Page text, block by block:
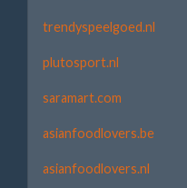
trendyspeelgoed.nl
plutosport.nl
saramart.com
asianfoodlovers.be
asianfoodlovers.nl